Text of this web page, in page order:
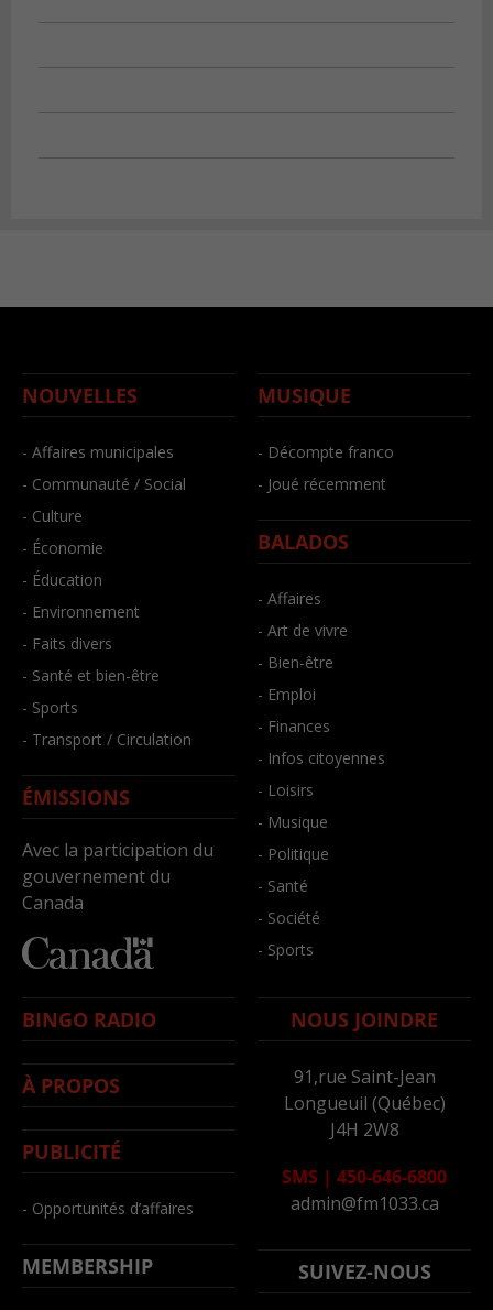
NOUVELLES
- Affaires municipales
- Communauté / Social
- Culture
- Économie
- Éducation
- Environnement
- Faits divers
- Santé et bien-être
- Sports
- Transport / Circulation
ÉMISSIONS
Avec la participation du
gouvernement du
Canada
MUSIQUE
- Décompte franco
- Joué récemment
BALADOS
- Affaires
- Art de vivre
- Bien-être
- Emploi
- Finances
- Infos citoyennes
- Loisirs
- Musique
- Politique
- Santé
- Société
- Sports
BINGO RADIO
À PROPOS
PUBLICITÉ
- Opportunités d’affaires
MEMBERSHIP
NOUS JOINDRE
91,rue Saint-Jean
Longueuil (Québec)
J4H 2W8
SMS | 450-646-6800
admin@fm1033.ca
SUIVEZ-NOUS